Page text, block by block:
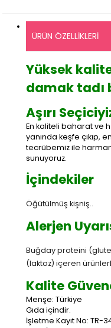
ÜRÜN ÖZELLIKLERI
Yüksek
damak tadı
Aşırı
En kaliteli baharat ve
yanında keşfe çıkıp,
tecrübemiz ile
sunuyoruz.
İçindekiler
Öğütülmüş kişniş..
Alerjen
Buğday proteini
(laktoz) içeren
Kalite
Menşe: Türkiye
Gıda içindir.
İşletme Kayıt No: TR-